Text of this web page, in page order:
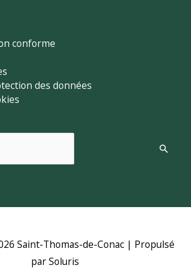
conforme
des données
Saint-Thomas-de-Conac| Propulsé
par Soluris